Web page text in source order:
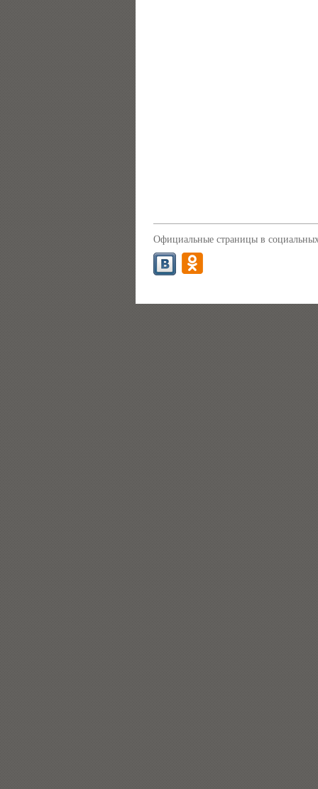
Официальные страницы в социальных